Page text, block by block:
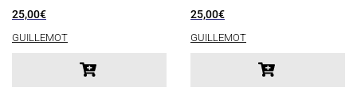
25,00€
GUILLEMOT
25,00€
GUILLEMOT